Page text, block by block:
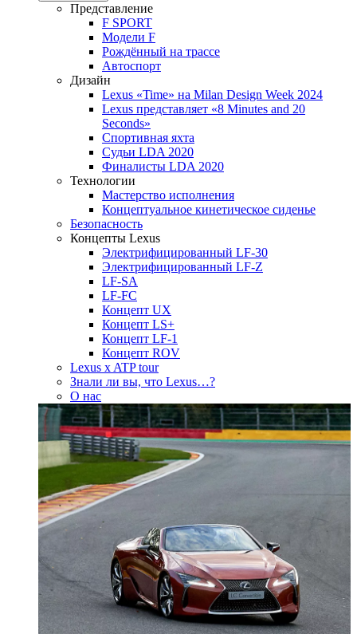
Представление
F SPORT
Модели F
Рождённый на трассе
Автоспорт
Дизайн
Lexus «Time» на Milan Design Week 2024
Lexus представляет «8 Minutes and 20
Seconds»
Спортивная яхта
Судьи LDA 2020
Финалисты LDA 2020
Технологии
Мастерство исполнения
Концептуальное кинетическое сиденье
Безопасность
Концепты Lexus
Электрифицированный LF-30
Электрифицированный LF-Z
LF-SA
LF-FC
Концепт UX
Концепт LS+
Концепт LF-1
Концепт ROV
Lexus x ATP tour
Знали ли вы, что Lexus…?
О нас